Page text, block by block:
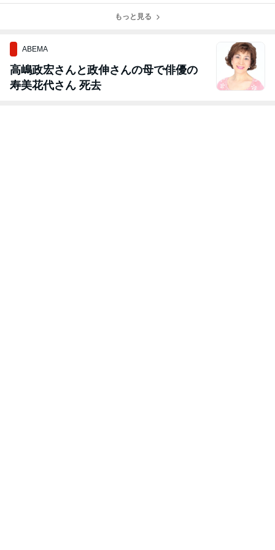
もっと見る
ABEMA
高嶋政宏さんと政伸さんの母で俳優の
寿美花代さん 死去